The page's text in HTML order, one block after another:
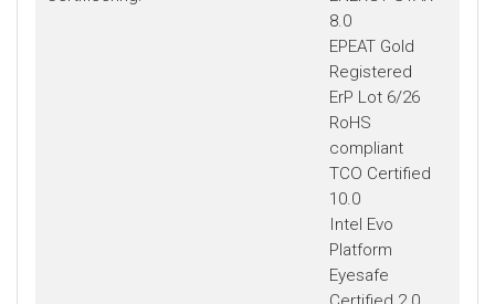
8.0
EPEAT Gold
Registered
ErP Lot 6/26
RoHS
compliant
TCO Certified
10.0
Intel Evo
Platform
Eyesafe